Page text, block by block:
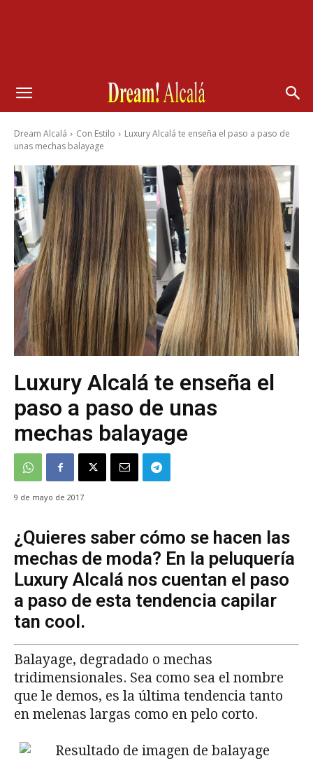
Dream Alcalá Con Estilo
Luxury Alcalá te enseña el paso a paso de
unas mechas balayage
Luxury Alcalá te enseña el
paso a paso de unas
mechas balayage
9 de mayo de 2017
¿Quieres saber cómo se hacen las
mechas de moda? En la peluquería
Luxury Alcalá nos cuentan el paso
a paso de esta tendencia capilar
tan cool.
Balayage, degradado o mechas
tridimensionales. Sea como sea el nombre
que le demos, es la última tendencia tanto
en melenas largas como en pelo corto.